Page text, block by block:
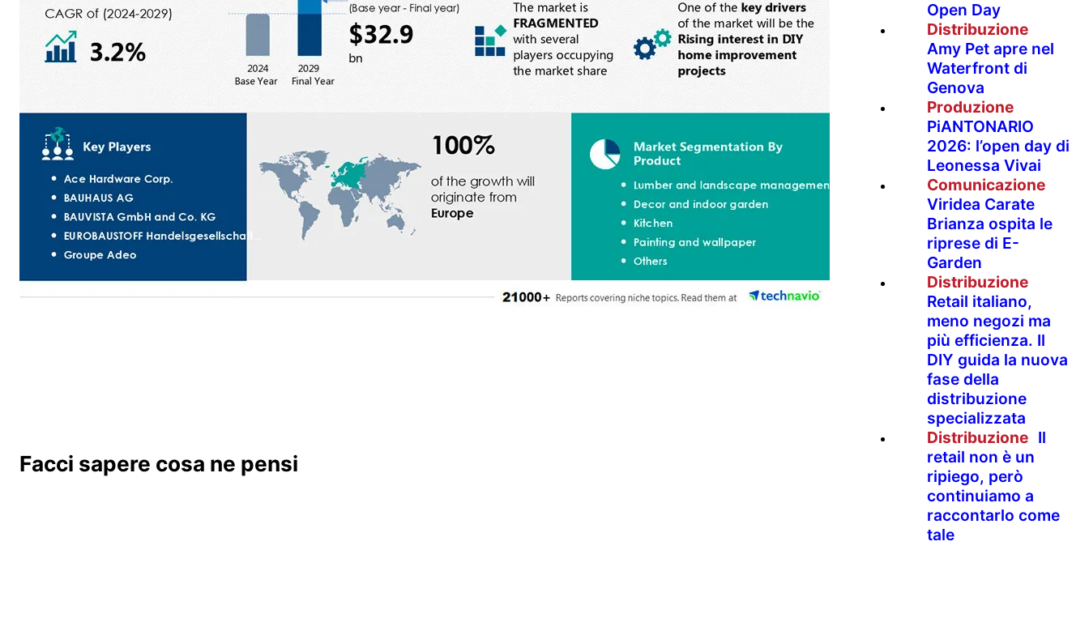
Facci sapere cosa ne pensi
Open Day
Distribuzione
Amy Pet apre nel
Waterfront di
Genova
Produzione
PiANTONARIO
2026: l’open day di
Leonessa Vivai
Comunicazione
Viridea Carate
Brianza ospita le
riprese di E-
Garden
Distribuzione
Retail italiano,
meno negozi ma
più efficienza. Il
DIY guida la nuova
fase della
distribuzione
specializzata
Distribuzione Il
retail non è un
ripiego, però
continuiamo a
raccontarlo come
tale